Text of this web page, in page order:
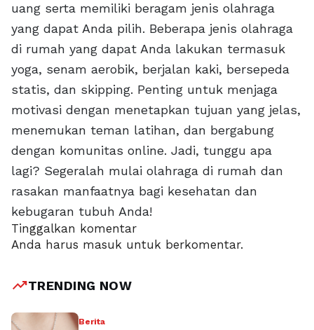
uang serta memiliki beragam jenis olahraga
yang dapat Anda pilih. Beberapa jenis olahraga
di rumah yang dapat Anda lakukan termasuk
yoga, senam aerobik, berjalan kaki, bersepeda
statis, dan skipping. Penting untuk menjaga
motivasi dengan menetapkan tujuan yang jelas,
menemukan teman latihan, dan bergabung
dengan komunitas online. Jadi, tunggu apa
lagi? Segeralah mulai olahraga di rumah dan
rasakan manfaatnya bagi kesehatan dan
kebugaran tubuh Anda!
Tinggalkan komentar
Anda harus masuk untuk berkomentar.
trending_upTRENDING NOW
Berita